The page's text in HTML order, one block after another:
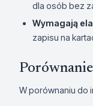
dla osób bez
Wymagają
zapisu na
W porównaniu do